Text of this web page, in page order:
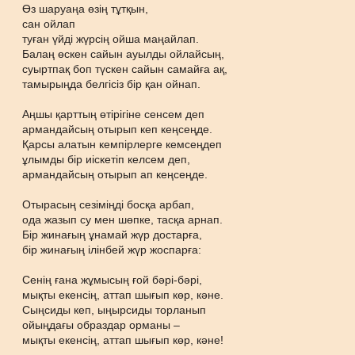
Өз шаруаңа өзің тұтқын,
сан ойлап
туған үйді жүрсің ойша маңайлап.
Балаң өскен сайын ауылды ойлайсың,
суыртпақ боп түскен сайын самайға ақ,
тамырыңда белгісіз бір қан ойнап.
Аңшы қарттың өтірігіне сенсем деп
армандайсың отырып кеп кеңсеңде.
Қарсы алатын кемпірлерге кемсеңдеп
ұлымды бір иіскетіп келсем деп,
армандайсың отырып ап кеңсеңде.
Отырасың сезіміңді босқа арбап,
ода жазып су мен шөпке, тасқа арнап.
Бір жинағың ұнамай жүр достарға,
бір жинағың ілінбей жүр жоспарға:
Сенің ғана жұмысың ғой бәрі-бәрі,
мықты екенсің, аттап шығып көр, кәне.
Сыңсиды кеп, ыңырсиды торланып
ойыңдағы образдар орманы –
мықты екенсің, аттап шығып көр, кәне!